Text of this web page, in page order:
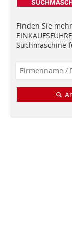
Finden Sie
Suchmaschine